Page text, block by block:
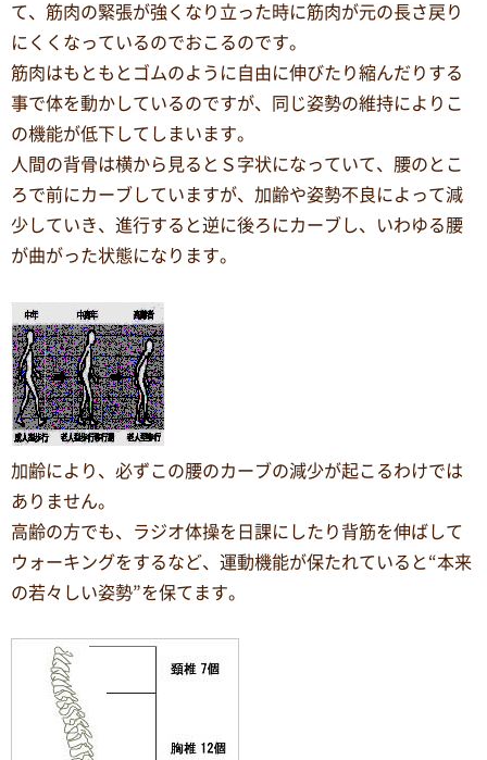
て、筋肉の緊張が強くなり立った時に筋肉が元の長さ戻り
にくくなっているのでおこるのです。
筋肉はもともとゴムのように自由に伸びたり縮んだりする
事で体を動かしているのですが、同じ姿勢の維持によりこ
の機能が低下してしまいます。
人間の背骨は横から見るとＳ字状になっていて、腰のとこ
ろで前にカーブしていますが、加齢や姿勢不良によって減
少していき、進行すると逆に後ろにカーブし、いわゆる腰
が曲がった状態になります。
加齢により、必ずこの腰のカーブの減少が起こるわけでは
ありません。
高齢の方でも、ラジオ体操を日課にしたり背筋を伸ばして
ウォーキングをするなど、運動機能が保たれていると“本来
の若々しい姿勢”を保てます。